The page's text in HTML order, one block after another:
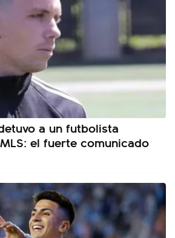
a un futbolista
el fuerte comunicado